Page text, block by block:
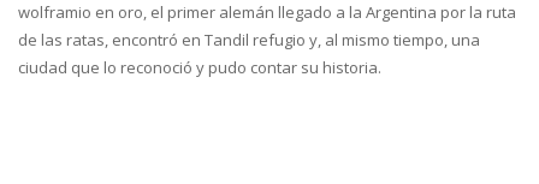
wolframio en oro, el primer alemán llegado a la Argentina por la ruta
de las ratas, encontró en Tandil refugio y, al mismo tiempo, una
ciudad que lo reconoció y pudo contar su historia.